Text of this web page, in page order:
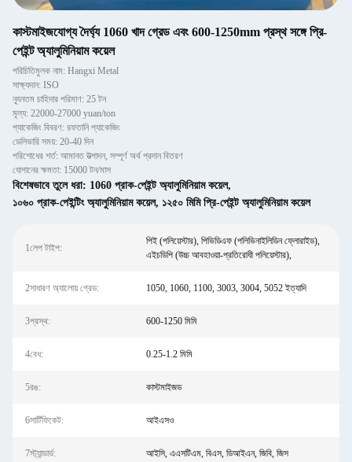
কাস্টমাইজযোগ্য দৈর্ঘ্য 1060 খাদ গ্রেড এবং 600-1250mm প্রস্থ সঙ্গে প্রি-
পেইন্ট অ্যালুমিনিয়াম কয়েল
পরিচিতিমুলক নাম: Hangxi Metal
সাক্ষ্যদান: ISO
ন্যূনতম চাহিদার পরিমাণ: 25 টন
মূল্য: 22000-27000 yuan/ton
প্যাকেজিং বিবরণ: রফতানি প্যাকেজিং
ডেলিভারি সময়: 20-40 দিন
পরিশোধের শর্ত: আমানত উত্পাদন, সম্পূর্ণ অর্থ প্রদান বিতরণ
যোগানের ক্ষমতা: 15000 টন/মাস
বিশেষভাবে তুলে ধরা: 1060 প্রাক-পেইন্ট অ্যালুমিনিয়াম কয়েল,
১০৬০ প্রাক-পেইন্টিং অ্যালুমিনিয়াম কয়েল, ১২৫০ মিমি প্রি-পেইন্ট অ্যালুমিনিয়াম কয়েল
1লেপ টাইপ:
পিই (পলিয়েস্টার), পিভিডিএফ (পলিভিনাইলিডিন ফ্লোরাইড),
এইচডিপি (উচ্চ আবহাওয়া-প্রতিরোধী পলিয়েস্টার),
2সাধারণ অ্যালোয় গ্রেড: 1050, 1060, 1100, 3003, 3004, 5052 ইত্যাদি
3প্রস্থ: 600-1250 মিমি
4বেধ: 0.25-1.2 মিমি
5রঙ: কাস্টমাইজড
6সার্টিফিকেট: আইএসও
7স্ট্যান্ডার্ড: আইসি, এএসটিএম, বিএস, ডিআইএন, জিবি, জিস